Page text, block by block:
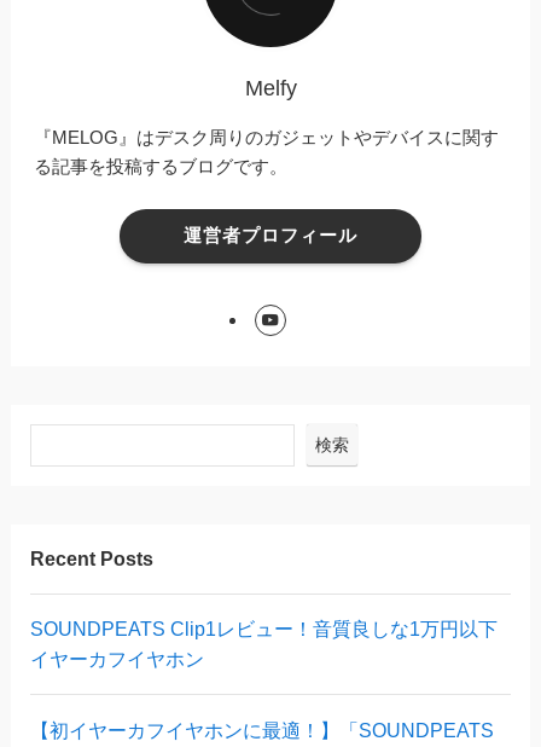
Melfy
『MELOG』はデスク周りのガジェットやデバイスに関す
る記事を投稿するブログです。
運営者プロフィール
検索
Recent Posts
SOUNDPEATS Clip1レビュー！音質良しな1万円以下
イヤーカフイヤホン
【初イヤーカフイヤホンに最適！】「SOUNDPEATS